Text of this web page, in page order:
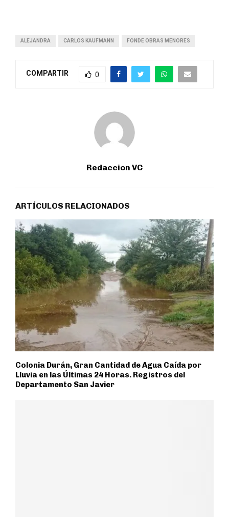
ALEJANDRA CARLOS KAUFMANN FONDE OBRAS MENORES
COMPARTIR 0
Redaccion VC
ARTÍCULOS RELACIONADOS
Colonia Durán, Gran Cantidad de Agua Caída por
Lluvia en las Últimas 24 Horas. Registros del
Departamento San Javier